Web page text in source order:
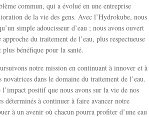
commun, qui a évolué en une entreprise
de la vie des gens. Avec l’Hydrokube, nous
simple adoucisseur d’eau ; nous avons ouvert
du traitement de l’eau, plus respectueuse
bénéfique pour la santé.
notre mission en continuant à innover et à
novatrices dans le domaine du traitement de l’eau.
l’impact positif que nous avons sur la vie de nos
déterminés à continuer à faire avancer notre
à un avenir où chacun pourra profiter d’une eau